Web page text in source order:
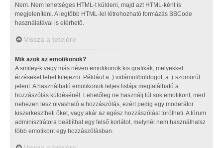
Nem. Nem lehetséges HTML-t küldeni, majd azt HTML-ként is
megjeleníteni. A legtöbb HTML-lel létrehozható formázás BBCode
használatával is elérhető.
Vissza a tetejére
Mik azok az emotikonok?
A smiley-k vagy más néven emotikonok kis grafikák, melyekkel
érzéseket lehet kifejezni. Például a :) vidámot/boldogot, a :( szomorút
jelent. A használható emotikonok teljes listája megtalálható a
hozzászólás küldésénél. Lehetőleg ne használj túl sok emotikont, mert
nehezen lesz olvasható a hozzászólás, ezért pedig egy moderátor
kiszerkesztheti őket, vagy akár az egész hozzászólást törölheti. A fórum
adminisztrátora beállíthat egy felső korlátot, melynél nem használhatsz
több emotikont egy hozzászólásban.